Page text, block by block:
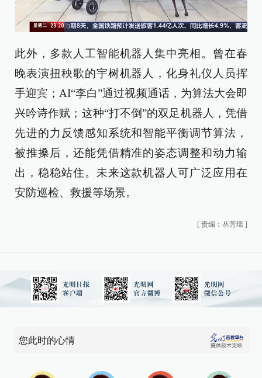
此外，多款人工智能机器人集中亮相。曾在春
晚表演扭秧歌的宇树机器人，化身礼仪人员挥
手迎宾；AI“李白”通过视频通话，为算法大会即
兴吟诗作赋；这种“打不倒”的双足机器人，凭借
先进的力反馈感知系统和智能平衡调节算法，
被推搡后，还能凭借精准的姿态调整和动力输
出，稳稳站住。未来这款机器人可广泛应用在
安防巡检、救援等场景。
[ 责编：丛芳瑶 ]
您此时的心情